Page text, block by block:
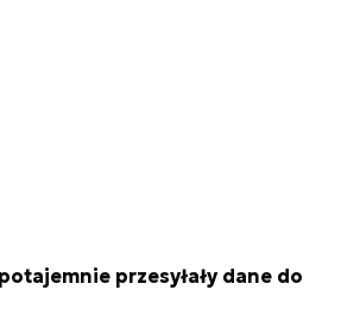
przesyłały dane do